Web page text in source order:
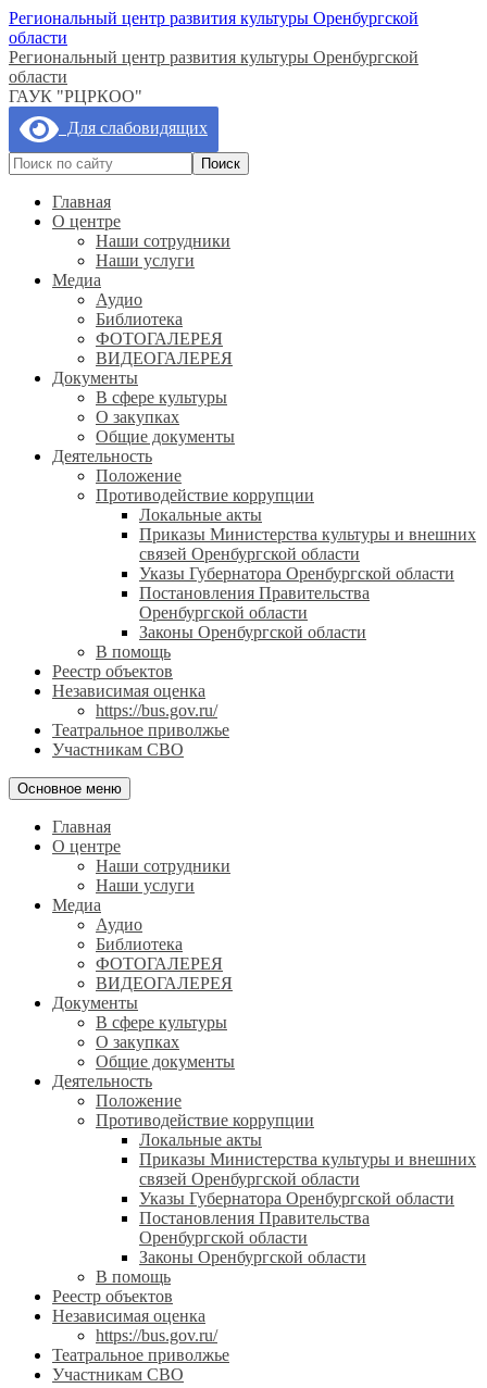
Региональный центр развития культуры Оренбургской
области
Региональный центр развития культуры Оренбургской
области
ГАУК "РЦРКОО"
Для слабовидящих
Главная
О центре
Наши сотрудники
Наши услуги
Медиа
Аудио
Библиотека
ФОТОГАЛЕРЕЯ
ВИДЕОГАЛЕРЕЯ
Документы
В сфере культуры
О закупках
Общие документы
Деятельность
Положение
Противодействие коррупции
Локальные акты
Приказы Министерства культуры и внешних
связей Оренбургской области
Указы Губернатора Оренбургской области
Постановления Правительства
Оренбургской области
Законы Оренбургской области
В помощь
Реестр объектов
Независимая оценка
https://bus.gov.ru/
Театральное приволжье
Участникам СВО
Основное меню
Главная
О центре
Наши сотрудники
Наши услуги
Медиа
Аудио
Библиотека
ФОТОГАЛЕРЕЯ
ВИДЕОГАЛЕРЕЯ
Документы
В сфере культуры
О закупках
Общие документы
Деятельность
Положение
Противодействие коррупции
Локальные акты
Приказы Министерства культуры и внешних
связей Оренбургской области
Указы Губернатора Оренбургской области
Постановления Правительства
Оренбургской области
Законы Оренбургской области
В помощь
Реестр объектов
Независимая оценка
https://bus.gov.ru/
Театральное приволжье
Участникам СВО